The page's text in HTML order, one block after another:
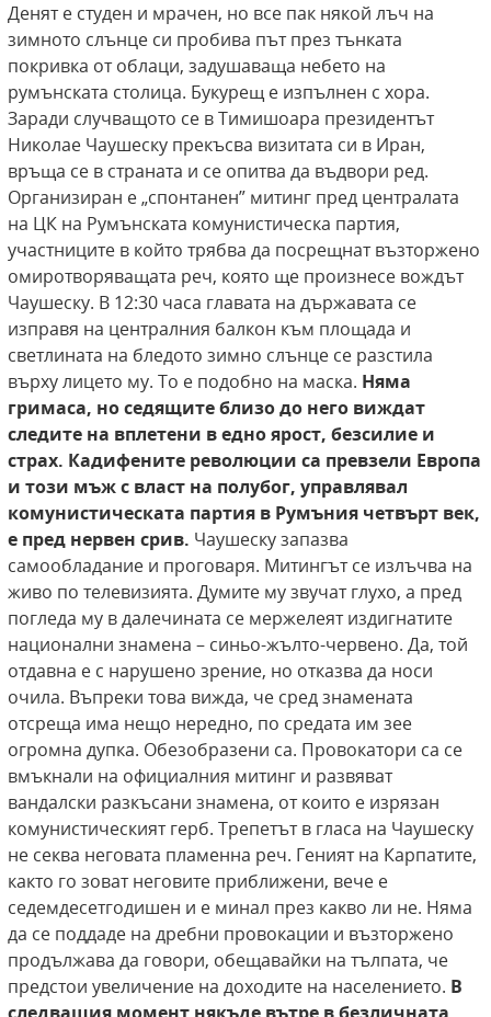
Денят е студен и мрачен, но все пак някой лъч на
зимното слънце си пробива път през тънката
покривка от облаци, задушаваща небето на
румънската столица. Букурещ е изпълнен с хора.
Заради случващото се в Тимишоара президентът
Николае Чаушеску прекъсва визитата си в Иран,
връща се в страната и се опитва да въдвори ред.
Организиран е „спонтанен” митинг пред централата
на ЦК на Румънската комунистическа партия,
участниците в който трябва да посрещнат възторжено
омиротворяващата реч, която ще произнесе вождът
Чаушеску. В 12:30 часа главата на държавата се
изправя на централния балкон към площада и
светлината на бледото зимно слънце се разстила
върху лицето му. То е подобно на маска. Няма
гримаса, но седящите близо до него виждат
следите на вплетени в едно ярост, безсилие и
страх. Кадифените революции са превзели Европа
и този мъж с власт на полубог, управлявал
комунистическата партия в Румъния четвърт век,
е пред нервен срив. Чаушеску запазва
самообладание и проговаря. Митингът се излъчва на
живо по телевизията. Думите му звучат глухо, а пред
погледа му в далечината се мержелеят издигнатите
национални знамена – синьо-жълто-червено. Да, той
отдавна е с нарушено зрение, но отказва да носи
очила. Въпреки това вижда, че сред знамената
отсреща има нещо нередно, по средата им зее
огромна дупка. Обезобразени са. Провокатори са се
вмъкнали на официалния митинг и развяват
вандалски разкъсани знамена, от които е изрязан
комунистическият герб. Трепетът в гласа на Чаушеску
не секва неговата пламенна реч. Геният на Карпатите,
както го зоват неговите приближени, вече е
седемдесетгодишен и е минал през какво ли не. Няма
да се поддаде на дребни провокации и възторжено
продължава да говори, обещавайки на тълпата, че
предстои увеличение на доходите на населението. В